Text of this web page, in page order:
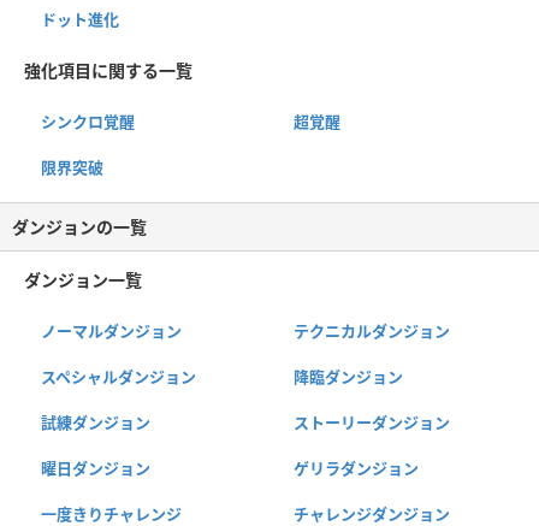
ドット進化
強化項目に関する一覧
シンクロ覚醒 超覚醒
限界突破
ダンジョンの一覧
ダンジョン一覧
ノーマルダンジョン テクニカルダンジョン
スペシャルダンジョン 降臨ダンジョン
試練ダンジョン ストーリーダンジョン
曜日ダンジョン ゲリラダンジョン
一度きりチャレンジ チャレンジダンジョン